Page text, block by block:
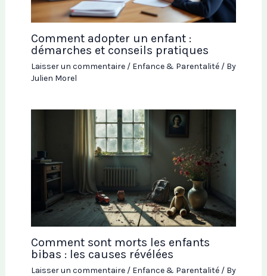
Comment adopter un enfant :
démarches et conseils pratiques
Laisser un commentaire / Enfance & Parentalité/ By
Julien Morel
Comment sont morts les enfants
bibas : les causes révélées
Laisser un commentaire / Enfance & Parentalité/ By